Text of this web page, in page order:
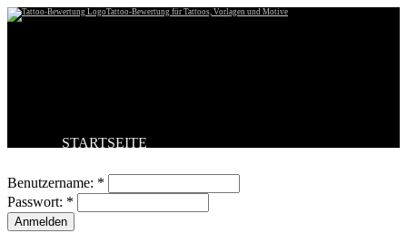
Tattoo-Bewertung für Tattoos, Vorlagen und Motive
STARTSEITE
BESTE TATTOOS
NEUESTE TATTOOS
KOMMENTARE
FORUM
Benutzername: *
Passwort: *